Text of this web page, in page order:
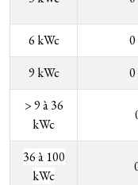
6 kWc
9 kWc
>9 à 36
kWc
36 à 100
kWc